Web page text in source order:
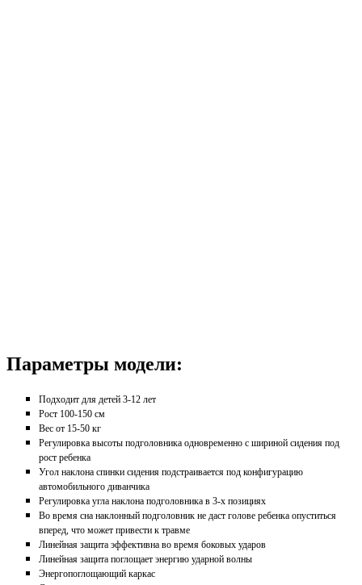
Параметры модели:
Подходит для детей 3-12 лет
Рост 100-150 см
Вес от 15-50 кг
Регулировка высоты подголовника одновременно с шириной сидения под
рост ребенка
Угол наклона спинки сидения подстраивается под конфигурацию
автомобильного диванчика
Регулировка угла наклона подголовника в 3-х позициях
Во время сна наклонный подголовник не даст голове ребенка опуститься
вперед, что может привести к травме
Линейная защита эффективна во время боковых ударов
Линейная защита поглощает энергию ударной волны
Энергопоглощающий каркас